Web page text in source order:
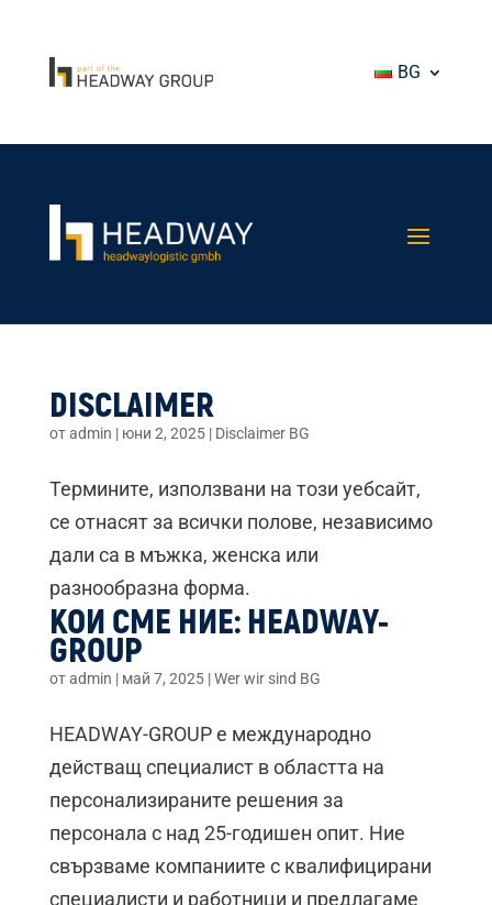
BG
DISCLAIMER
отadmin | юни 2, 2025| Disclaimer BG
Термините, използвани на този уебсайт,
се отнасят за всички полове, независимо
дали са в мъжка, женска или
разнообразна форма.
КОИ СМЕ НИЕ: HEADWAY-
GROUP
отadmin | май 7, 2025|Wer wir sind BG
HEADWAY-GROUP е международно
действащ специалист в областта на
персонализираните решения за
персонала с над 25-годишен опит. Ние
свързваме компаниите с квалифицирани
специалисти и работници и предлагаме